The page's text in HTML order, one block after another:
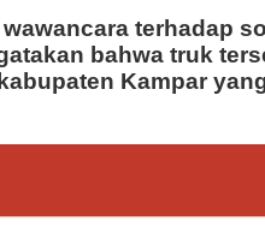
terhadap
bahwa truk
Kampar